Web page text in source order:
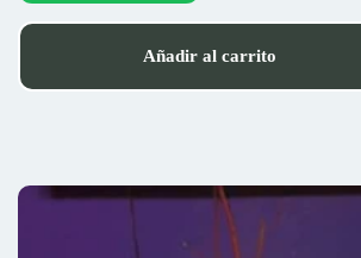
Añadir al carrito